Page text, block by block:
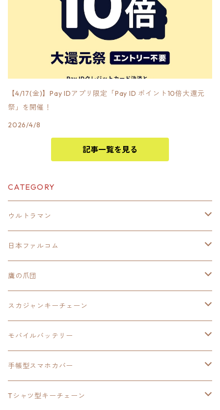
【4/17(金)】Pay IDアプリ限定「Pay ID ポイント10倍大還元
祭」を開催！
2026/4/8
記事一覧を見る
CATEGORY
ウルトラマン
モバイルバッテリー
スカジャンキーチェーン
スカジャン
シャツ
日本ファルコム
イースⅧ
モバイルバッテリー
手帳型スマホカバー
東亰ザナドゥ
閃の軌跡Ⅲ
モバイルバッテリー
手帳型スマホカバー
閃の軌跡Ⅳ
手帳型スマホカバー
軌跡シリーズ
鷹の爪団
モバイルバッテリー
手帳型スマホカバー
スカジャンキーチェーン
ウルトラマンシリーズ
日本ファルコム
閃の軌跡Ⅲ
モバイルバッテリー
ウルトラマン
鷹の爪
手帳型スマホカバー
鷹の爪団
Tシャツ型キーチェーン